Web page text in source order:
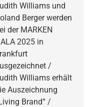
Williams und
Berger werden
der MARKEN
2025 in
/
Williams erhält
Auszeichnung
Brand“ /